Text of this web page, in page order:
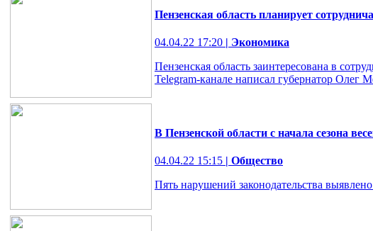
Пензенская область планирует
04.04.22 17:20 | Экономика
Пензенская область заинтересована в
Telegram-канале написал губернатор Олег
В Пензенской области с начала сезона
04.04.22 15:15 | Общество
Пять нарушений законодательства